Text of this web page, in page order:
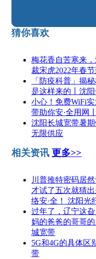
猜你喜欢
梅花香自苦寒来
裁宋虎2022年春
「防疫科普」揭
是这样来的丨沈
小心！免费WiFi
带助你安·全用网
沈阳长城宽带暑
无限供应
相关资讯 更多>>
川普推特密码居
才试了五次就猜
络安·全！ 沈阳光
过年了，辽宁这
妈的爸爸的哥哥
城宽带
5G和4G的具体区
带